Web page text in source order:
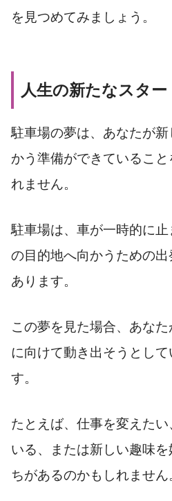
を見つめてみましょう。
人生の新たなスタ
駐車場の夢は、あなたが
かう準備ができているこ
れません。
駐車場は、車が一時的に
の目的地へ向かうための
あります。
この夢を見た場合、あな
に向けて動き出そうとし
す。
たとえば、仕事を変えた
いる、または新しい趣味
ちがあるのかもしれません